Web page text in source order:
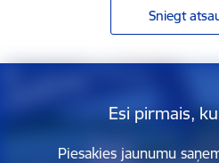
Sniegt
Esi pirmais,
Piesakies jaunumu